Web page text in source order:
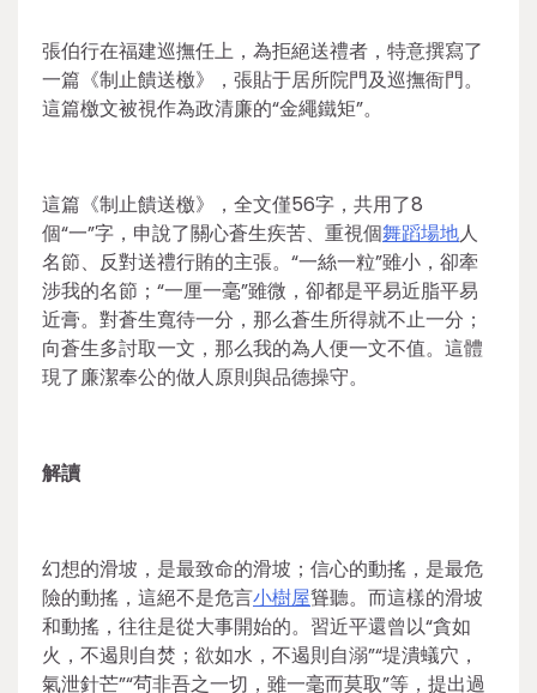
張伯行在福建巡撫任上，為拒絕送禮者，特意撰寫了
一篇《制止饋送檄》，張貼于居所院門及巡撫衙門。
這篇檄文被視作為政清廉的“金繩鐵矩”。
這篇《制止饋送檄》，全文僅56字，共用了8
個“一”字，申說了關心蒼生疾苦、重視個舞蹈場地人
名節、反對送禮行賄的主張。“一絲一粒”雖小，卻牽
涉我的名節；“一厘一毫”雖微，卻都是平易近脂平易
近膏。對蒼生寬待一分，那么蒼生所得就不止一分；
向蒼生多討取一文，那么我的為人便一文不值。這體
現了廉潔奉公的做人原則與品德操守。
解讀
幻想的滑坡，是最致命的滑坡；信心的動搖，是最危
險的動搖，這絕不是危言小樹屋聳聽。而這樣的滑坡
和動搖，往往是從大事開始的。習近平還曾以“貪如
火，不遏則自焚；欲如水，不遏則自溺”“堤潰蟻穴，
氣泄針芒”“茍非吾之一切，雖一毫而莫取”等，提出過